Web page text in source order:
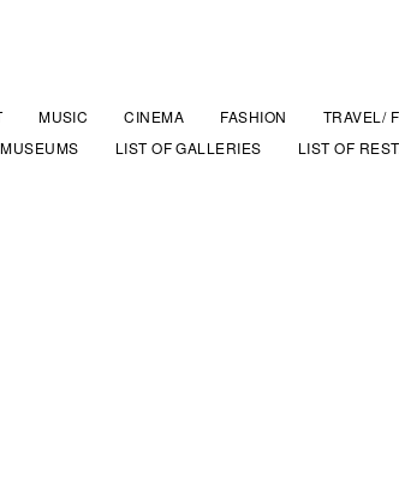
MUSIC CINEMA FASHION TRAVEL/
LIST OF GALLERIES LIST OF